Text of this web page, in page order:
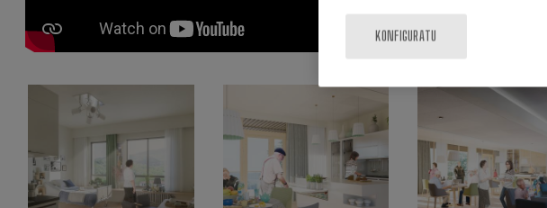
KONFIGURATU